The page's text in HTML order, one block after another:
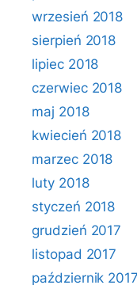
wrzesień 2018
sierpień 2018
lipiec 2018
czerwiec 2018
maj 2018
kwiecień 2018
marzec 2018
luty 2018
styczeń 2018
grudzień 2017
listopad 2017
październik 2017